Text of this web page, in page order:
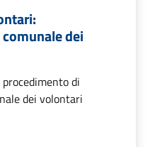
dei
di
dei volontari